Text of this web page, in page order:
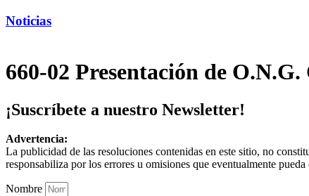
Noticias
660-02 Presentación de
¡Suscríbete a nuestro Newsletter!
Advertencia:
La publicidad de las resoluciones contenidas en este sitio, no
responsabiliza por los errores u omisiones que eventualmente
Nombre